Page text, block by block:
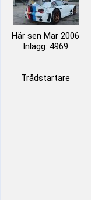
Här sen Mar 2006
Inlägg: 4969
Trådstartare